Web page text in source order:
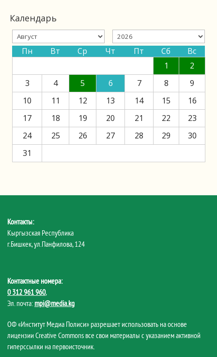
Календарь
Пн Вт Ср Чт Пт Сб
Вс
1
2
3
4 5 6 7 8
9
10
11 12 13 14 15
16
17
18 19 20 21 22
23
24
25 26 27 28 29
30
31
Контакты:
Кыргызская Республика
г.Бишкек, ул.Панфилова, 124
Контактные номера:
0 312 961 960,
Эл. почта: mpi@media.kg
ОФ «Институт Медиа Полиси» разрешает использовать на основе
лицензии Creative Commons все свои материалы с указанием активной
гиперссылки на первоисточник.